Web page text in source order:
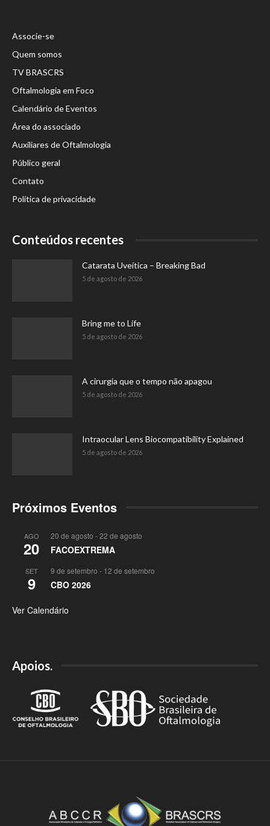
Associe-se
Quem somos
TV BRASCRS
Oftalmologia em Foco
Calendário de Eventos
Área do associado
Auxiliares de Oftalmologia
Público geral
Contato
Política de privacidade
Conteúdos recentes
Catarata Uveítica – Breaking Bad
5 de agosto de 2026
Bring me to Life
5 de agosto de 2026
A cirurgia que o tempo não apagou
5 de agosto de 2026
Intraocular Lens Biocompatibility Explained
5 de agosto de 2026
Próximos Eventos
AGO
20
20 de agosto -22 de agosto
FACOEXTREMA
SET
9
9 de setembro - 12 de setembro
CBO 2026
Ver Calendário
Apoios.